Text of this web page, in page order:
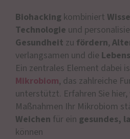
Biohacking kombiniert
Technologie und
Gesundheit zu fördern,
verlangsamen und die
Ein zentrales Element dabei
Mikrobiom, das zahlreiche
unterstützt. Erfahren Sie
Maßnahmen Ihr Mikrobiom
Weichen für ein gesundes,
können